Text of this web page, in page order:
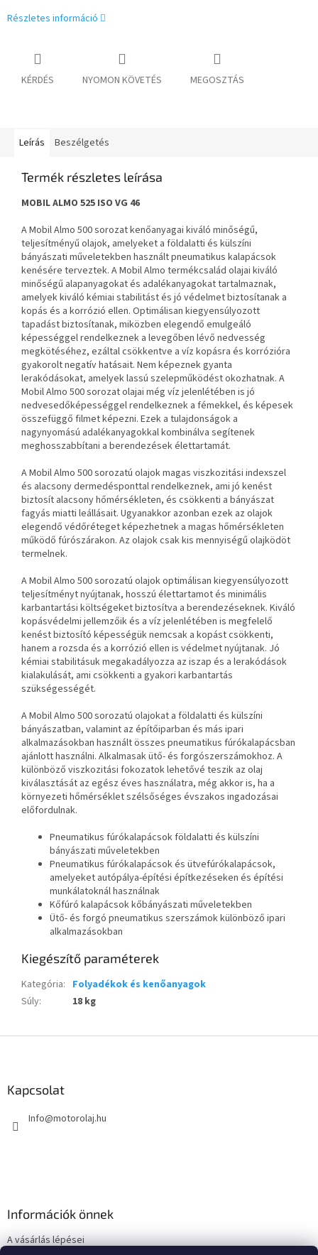
Részletes információ
KÉRDÉS NYOMON KÖVETÉS MEGOSZTÁS
Leírás Beszélgetés
Termék részletes leírása
MOBIL ALMO 525 ISO VG 46
A Mobil Almo 500 sorozat kenőanyagai kiváló minőségű,
teljesítményű olajok, amelyeket a földalatti és külszíni
bányászati műveletekben használt pneumatikus kalapácsok
kenésére terveztek. A Mobil Almo termékcsalád olajai kiváló
minőségű alapanyagokat és adalékanyagokat tartalmaznak,
amelyek kiváló kémiai stabilitást és jó védelmet biztosítanak a
kopás és a korrózió ellen. Optimálisan kiegyensúlyozott
tapadást biztosítanak, miközben elegendő emulgeáló
képességgel rendelkeznek a levegőben lévő nedvesség
megkötéséhez, ezáltal csökkentve a víz kopásra és korrózióra
gyakorolt negatív hatásait. Nem képeznek gyanta
lerakódásokat, amelyek lassú szelepműködést okozhatnak. A
Mobil Almo 500 sorozat olajai még víz jelenlétében is jó
nedvesedőképességgel rendelkeznek a fémekkel, és képesek
összefüggő filmet képezni. Ezek a tulajdonságok a
nagynyomású adalékanyagokkal kombinálva segítenek
meghosszabbítani a berendezések élettartamát.
A Mobil Almo 500 sorozatú olajok magas viszkozitási indexszel
és alacsony dermedésponttal rendelkeznek, ami jó kenést
biztosít alacsony hőmérsékleten, és csökkenti a bányászat
fagyás miatti leállásait. Ugyanakkor azonban ezek az olajok
elegendő védőréteget képezhetnek a magas hőmérsékleten
működő fúrószárakon. Az olajok csak kis mennyiségű olajködöt
termelnek.
A Mobil Almo 500 sorozatú olajok optimálisan kiegyensúlyozott
teljesítményt nyújtanak, hosszú élettartamot és minimális
karbantartási költségeket biztosítva a berendezéseknek. Kiváló
kopásvédelmi jellemzőik és a víz jelenlétében is megfelelő
kenést biztosító képességük nemcsak a kopást csökkenti,
hanem a rozsda és a korrózió ellen is védelmet nyújtanak. Jó
kémiai stabilitásuk megakadályozza az iszap és a lerakódások
kialakulását, ami csökkenti a gyakori karbantartás
szükségességét.
A Mobil Almo 500 sorozatú olajokat a földalatti és külszíni
bányászatban, valamint az építőiparban és más ipari
alkalmazásokban használt összes pneumatikus fúrókalapácsban
ajánlott használni. Alkalmasak ütő- és forgószerszámokhoz. A
különböző viszkozitási fokozatok lehetővé teszik az olaj
kiválasztását az egész éves használatra, még akkor is, ha a
környezeti hőmérséklet szélsőséges évszakos ingadozásai
előfordulnak.
Pneumatikus fúrókalapácsok földalatti és külszíni
bányászati műveletekben
Pneumatikus fúrókalapácsok és ütvefúrókalapácsok,
amelyeket autópálya-építési építkezéseken és építési
munkálatoknál használnak
Kőfúró kalapácsok kőbányászati műveletekben
Ütő- és forgó pneumatikus szerszámok különböző ipari
alkalmazásokban
Kiegészítő paraméterek
Kategória: Folyadékok és kenőanyagok
Súly: 18 kg
Kapcsolat
Info@motorolaj.hu
Információk önnek
A vásárlás lépései